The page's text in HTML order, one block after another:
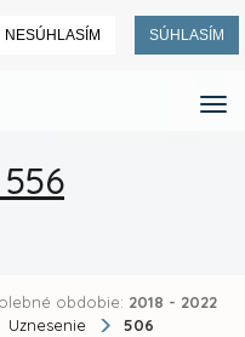
NESÚHLASÍM SÚHLASÍM
obdobie: 2018 - 2022
Uznesenie 506